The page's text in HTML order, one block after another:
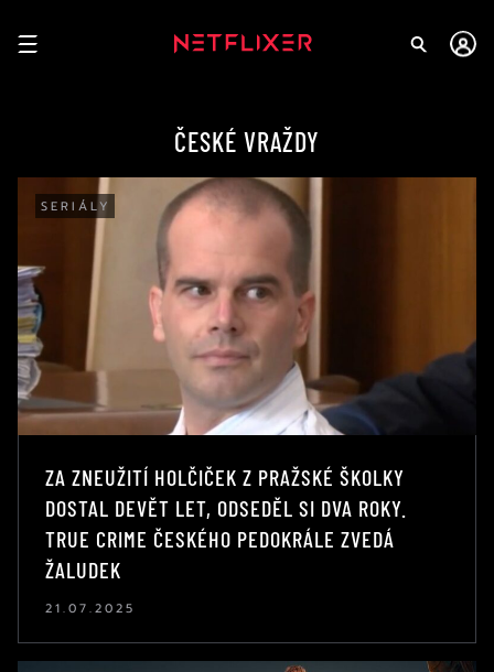
ČESKÉ VRAŽDY
SERIÁLY
ZA ZNEUŽITÍ HOLČIČEK Z PRAŽSKÉ ŠKOLKY
DOSTAL DEVĚT LET, ODSEDĚL SI DVA ROKY.
TRUE CRIME ČESKÉHO PEDOKRÁLE ZVEDÁ
ŽALUDEK
21.07.2025